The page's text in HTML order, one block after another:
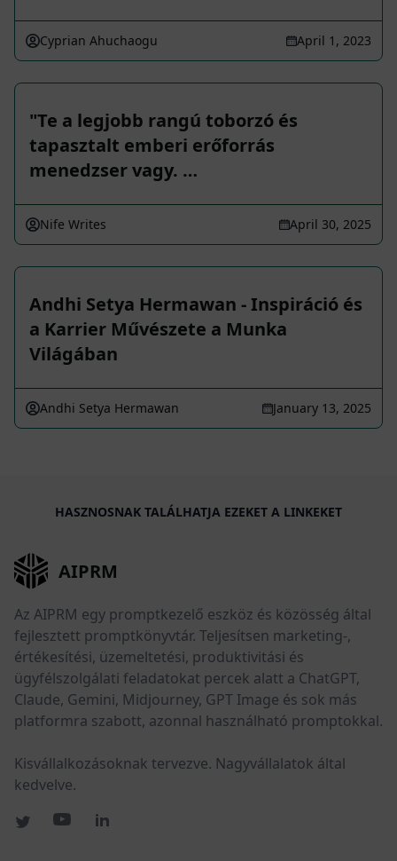
Cyprian Ahuchaogu April 1, 2023
"Te a legjobb rangú toborzó és
tapasztalt emberi erőforrás
menedzser vagy. …
Nife Writes April 30, 2025
Andhi Setya Hermawan - Inspiráció és
a Karrier Művészete a Munka
Világában
Andhi Setya Hermawan January 13, 2025
HASZNOSNAK TALÁLHATJA EZEKET A LINKEKET
AIPRM
Az AIPRM egy promptkezelő eszköz és közösség által
fejlesztett promptkönyvtár. Teljesítsen marketing-,
értékesítési, üzemeltetési, produktivitási és
ügyfélszolgálati feladatokat percek alatt a ChatGPT,
Claude, Gemini, Midjourney, GPT Image és sok más
platformra szabott, azonnal használható promptokkal.
Kisvállalkozásoknak tervezve. Nagyvállalatok által
kedvelve.